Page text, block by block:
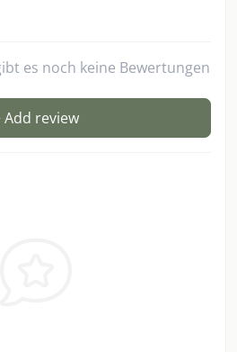
es noch keine Bewertungen
Add review